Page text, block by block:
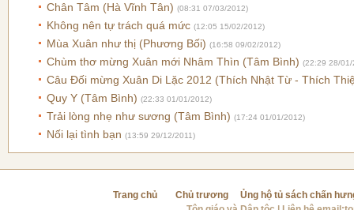
Chân Tâm (Hà Vĩnh Tân) (08:31 07/03/2012)
Không nên tự trách quá mức (12:05 15/02/2012)
Mùa Xuân như thị (Phương Bối) (16:58 09/02/2012)
Chùm thơ mừng Xuân mới Nhâm Thìn (Tâm Bình) (22:29 28/01/
Câu Đối mừng Xuân Di Lặc 2012 (Thích Nhật Từ - Thích
Quy Y (Tâm Bình) (22:33 01/01/2012)
Trải lòng nhẹ như sương (Tâm Bình) (17:24 01/01/2012)
Nối lại tình bạn (13:59 29/12/2011)
Trang chủ Chủ trương
Ủng hộ tủ sách chấn